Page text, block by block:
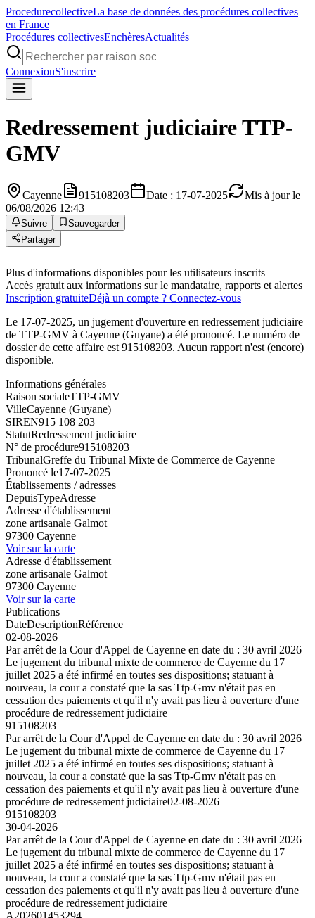
ProcedurecollectiveLa base de données des procédures collectives
en France
Procédures collectivesEnchèresActualités
ConnexionS'inscrire
Redressement judiciaireTTP-
GMV
Cayenne 915108203 Date : 17-07-2025
Mis à jour le
06/08/2026 12:43
Suivre
Sauvegarder
Partager
Plus d'informations disponibles pour les utilisateurs inscrits
Accès gratuit aux informations sur le mandataire, rapports et alertes
Inscription gratuiteDéjà un compte ? Connectez-vous
Le 17-07-2025, un jugement d'ouverture en redressement judiciaire
de TTP-GMV à Cayenne (Guyane) a été prononcé. Le numéro de
dossier de cette affaire est 915108203. Aucun rapport n'est (encore)
disponible.
Informations générales
Raison socialeTTP-GMV
VilleCayenne (Guyane)
SIREN915 108 203
StatutRedressement judiciaire
N° de procédure915108203
TribunalGreffe du Tribunal Mixte de Commerce de Cayenne
Prononcé le17-07-2025
Établissements / adresses
DepuisTypeAdresse
Adresse d'établissement
zone artisanale Galmot
97300 Cayenne
Voir sur la carte
Adresse d'établissement
zone artisanale Galmot
97300 Cayenne
Voir sur la carte
Publications
DateDescriptionRéférence
02-08-2026
Par arrêt de la Cour d'Appel de Cayenne en date du : 30 avril 2026
Le jugement du tribunal mixte de commerce de Cayenne du 17
juillet 2025 a été infirmé en toutes ses dispositions; statuant à
nouveau, la cour a constaté que la sas Ttp-Gmv n'était pas en
cessation des paiements et qu'il n'y avait pas lieu à ouverture d'une
procédure de redressement judiciaire
915108203
Par arrêt de la Cour d'Appel de Cayenne en date du : 30 avril 2026
Le jugement du tribunal mixte de commerce de Cayenne du 17
juillet 2025 a été infirmé en toutes ses dispositions; statuant à
nouveau, la cour a constaté que la sas Ttp-Gmv n'était pas en
cessation des paiements et qu'il n'y avait pas lieu à ouverture d'une
procédure de redressement judiciaire02-08-2026
915108203
30-04-2026
Par arrêt de la Cour d'Appel de Cayenne en date du : 30 avril 2026
Le jugement du tribunal mixte de commerce de Cayenne du 17
juillet 2025 a été infirmé en toutes ses dispositions; statuant à
nouveau, la cour a constaté que la sas Ttp-Gmv n'était pas en
cessation des paiements et qu'il n'y avait pas lieu à ouverture d'une
procédure de redressement judiciaire
A202601453294